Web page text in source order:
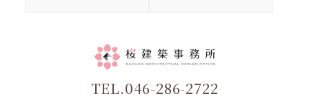
TEL.046-286-2722